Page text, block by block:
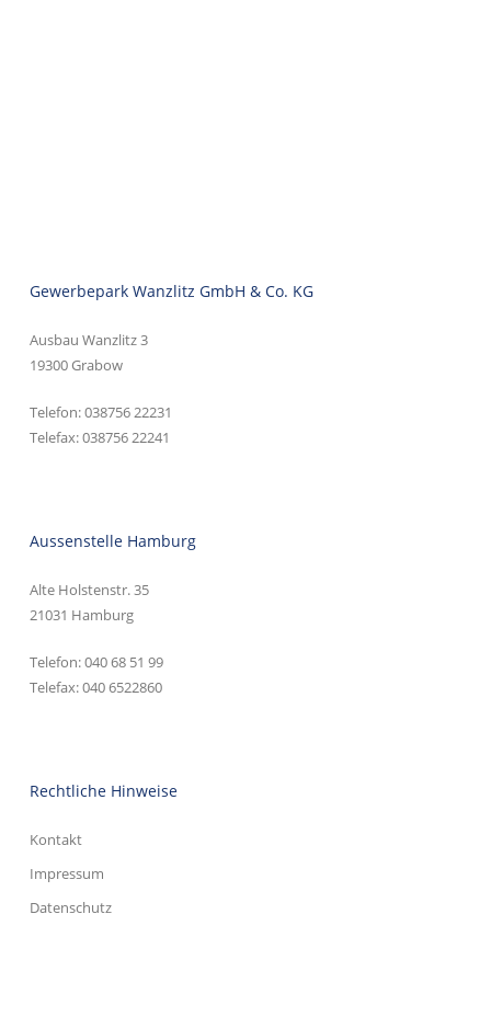
Gewerbepark Wanzlitz GmbH & Co. KG
Ausbau Wanzlitz 3
19300 Grabow
Telefon:038756 22231
Telefax: 038756 22241
Aussenstelle Hamburg
Alte Holstenstr. 35
21031 Hamburg
Telefon:040 68 51 99
Telefax: 040 6522860
Rechtliche Hinweise
Kontakt
Impressum
Datenschutz